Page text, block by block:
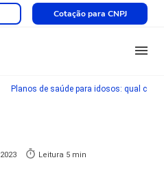
Cotação para CNPJ
Planos de saúde para idosos: qual
Leitura 5 min